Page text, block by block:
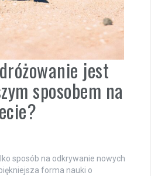
jest
sposobem na
sposób na odkrywanie nowych
forma nauki o